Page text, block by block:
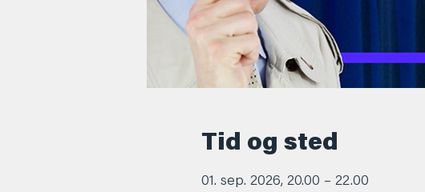
Tid og sted
01. sep. 2026, 20.00 – 22.00